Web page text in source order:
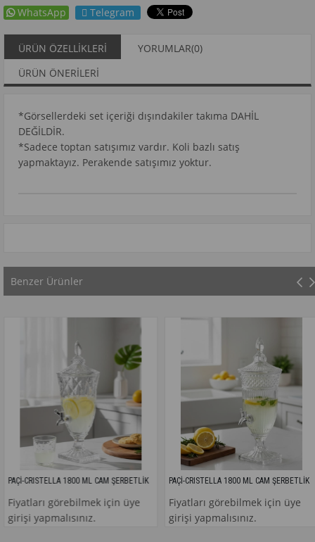
WhatsApp Telegram
ÜRÜN ÖZELLIKLERI YORUMLAR(0)
ÜRÜN ÖNERILERI
*Görsellerdeki set içeriği dışındakiler takıma DAHİL
DEĞİLDİR.
*Sadece toptan satışımız vardır. Koli bazlı satış
yapmaktayız. Perakende satışımız yoktur.
Benzer Ürünler
CRISTELLA 1800 ML CAM ŞERBETLİK
görebilmek için üye
yapmalısınız.
PAÇİ-CRISTELLA 1800 ML CAM ŞERBETLİK
Fiyatları görebilmek için üye
girişi yapmalısınız.